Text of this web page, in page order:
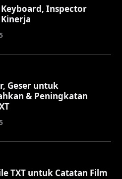
Inspector
Geser untuk
& Peningkatan
TXT untuk Catatan Film